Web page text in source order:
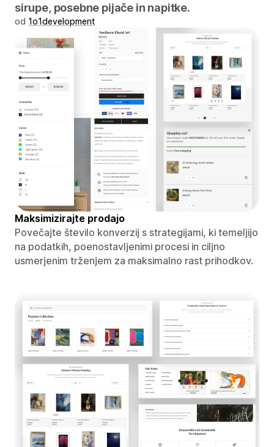
sirupe, posebne pijače in napitke.
od 1o1development
Maksimizirajte prodajo
Povečajte število konverzij s strategijami, ki temeljijo
na podatkih, poenostavljenimi procesi in ciljno
usmerjenim trženjem za maksimalno rast prihodkov.